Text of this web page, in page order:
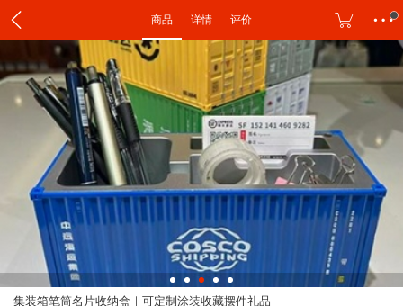
商品 详情 评价
集装箱笔筒名片收纳盒｜可定制涂装收藏摆件礼品